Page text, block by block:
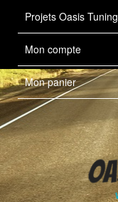
Projets Oasis Tuning
Mon compte
Mon panier